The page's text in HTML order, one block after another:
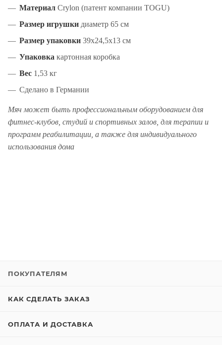
Материал Crylon (патент компании TOGU)
Размер игрушки диаметр 65 см
Размер упаковки 39х24,5х13 см
Упаковка картонная коробка
Вес 1,53 кг
Сделано в Германии
Мяч может быть профессиональным оборудованием для
фитнес-клубов, студий и спортивных залов, для терапии и
программ реабилитации, а также для индивидуального
использования дома
ПОКУПАТЕЛЯМ
КАК СДЕЛАТЬ ЗАКАЗ
ОПЛАТА И ДОСТАВКА